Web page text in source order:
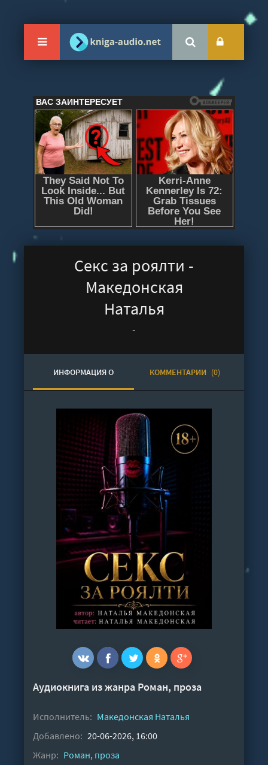
Секс за роялти -
Македонская
Наталья
-
ИНФОРМАЦИЯ О
АУДИОКНИГЕ
КОММЕНТАРИИ (0)
Аудиокнига из жанра Роман, проза
Исполнитель: Македонская Наталья
Добавлено: 20-06-2026, 16:00
Жанр: Роман, проза